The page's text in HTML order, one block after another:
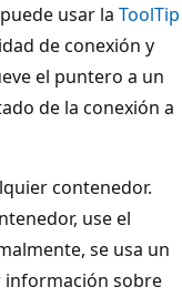
usar la ToolTip
de conexión y
el puntero a un
de la conexión a
contenedor.
use el
se usa un
sobre